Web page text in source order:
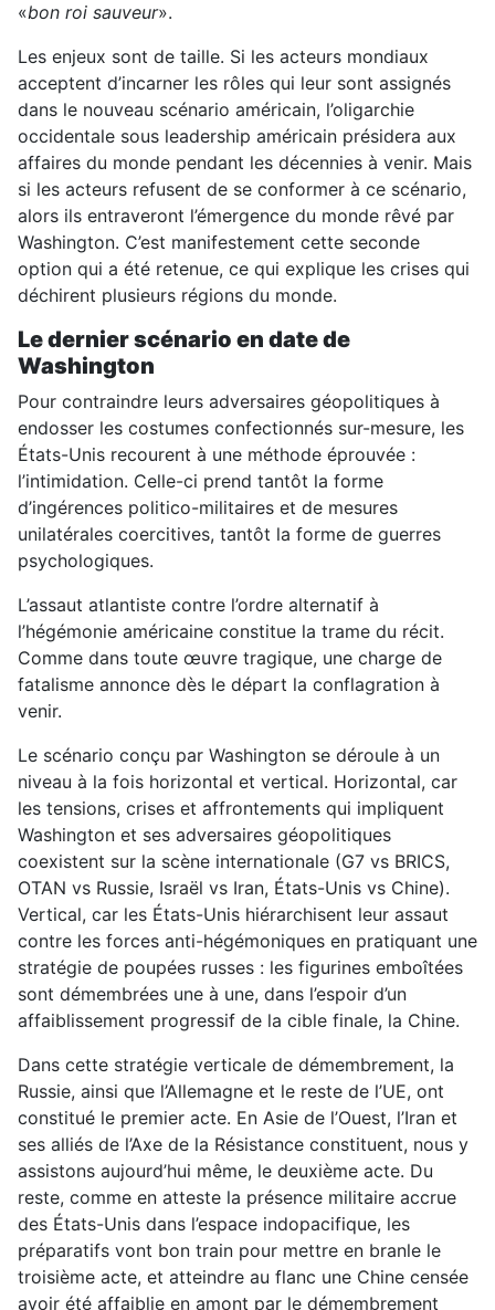
«bon roi sauveur».
Les enjeux sont de taille. Si les acteurs mondiaux
acceptent d’incarner les rôles qui leur sont assignés
dans le nouveau scénario américain, l’oligarchie
occidentale sous leadership américain présidera aux
affaires du monde pendant les décennies à venir. Mais
si les acteurs refusent de se conformer à ce scénario,
alors ils entraveront l’émergence du monde rêvé par
Washington. C’est manifestement cette seconde
option qui a été retenue, ce qui explique les crises qui
déchirent plusieurs régions du monde.
Le dernier scénario en date de
Washington
Pour contraindre leurs adversaires géopolitiques à
endosser les costumes confectionnés sur-mesure, les
États-Unis recourent à une méthode éprouvée :
l’intimidation. Celle-ci prend tantôt la forme
d’ingérences politico-militaires et de mesures
unilatérales coercitives, tantôt la forme de guerres
psychologiques.
L’assaut atlantiste contre l’ordre alternatif à
l’hégémonie américaine constitue la trame du récit.
Comme dans toute œuvre tragique, une charge de
fatalisme annonce dès le départ la conflagration à
venir.
Le scénario conçu par Washington se déroule à un
niveau à la fois horizontal et vertical. Horizontal, car
les tensions, crises et affrontements qui impliquent
Washington et ses adversaires géopolitiques
coexistent sur la scène internationale (G7 vs BRICS,
OTAN vs Russie, Israël vs Iran, États-Unis vs Chine).
Vertical, car les États-Unis hiérarchisent leur assaut
contre les forces anti-hégémoniques en pratiquant une
stratégie de poupées russes : les figurines emboîtées
sont démembrées une à une, dans l’espoir d’un
affaiblissement progressif de la cible finale, la Chine.
Dans cette stratégie verticale de démembrement, la
Russie, ainsi que l’Allemagne et le reste de l’UE, ont
constitué le premier acte. En Asie de l’Ouest, l’Iran et
ses alliés de l’Axe de la Résistance constituent, nous y
assistons aujourd’hui même, le deuxième acte. Du
reste, comme en atteste la présence militaire accrue
des États-Unis dans l’espace indopacifique, les
préparatifs vont bon train pour mettre en branle le
troisième acte, et atteindre au flanc une Chine censée
avoir été affaiblie en amont par le démembrement